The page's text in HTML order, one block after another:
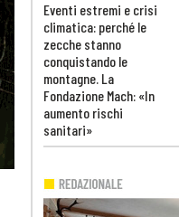
Eventi estremi e crisi
climatica: perché le
zecche stanno
conquistando le
montagne. La
Fondazione Mach: «In
aumento rischi
sanitari»